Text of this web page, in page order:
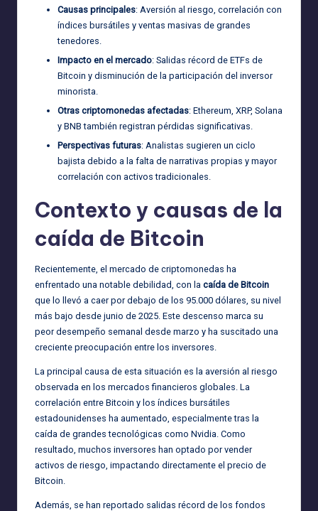
Causas principales: Aversión al riesgo, correlación con
índices bursátiles y ventas masivas de grandes
tenedores.
Impacto en el mercado: Salidas récord de ETFs de
Bitcoin y disminución de la participación del inversor
minorista.
Otras criptomonedas afectadas: Ethereum, XRP, Solana
y BNB también registran pérdidas significativas.
Perspectivas futuras: Analistas sugieren un ciclo
bajista debido a la falta de narrativas propias y mayor
correlación con activos tradicionales.
Contexto y causas de la
caída de Bitcoin
Recientemente, el mercado de criptomonedas ha
enfrentado una notable debilidad, con la caída de Bitcoin
que lo llevó a caer por debajo de los 95.000 dólares, su nivel
más bajo desde junio de 2025. Este descenso marca su
peor desempeño semanal desde marzo y ha suscitado una
creciente preocupación entre los inversores.
La principal causa de esta situación es la aversión al riesgo
observada en los mercados financieros globales. La
correlación entre Bitcoin y los índices bursátiles
estadounidenses ha aumentado, especialmente tras la
caída de grandes tecnológicas como Nvidia. Como
resultado, muchos inversores han optado por vender
activos de riesgo, impactando directamente el precio de
Bitcoin.
Además, se han reportado salidas récord de los fondos